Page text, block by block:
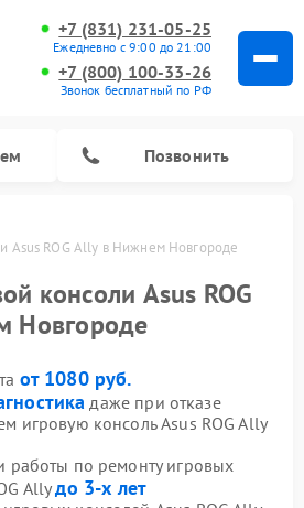
+7 (831) 231-05-25
Ежедневно с 9:00 до 21:00
+7 (800) 100-33-26
Звонок бесплатный по РФ
Позвонить
Asus ROG Ally в Нижнем Новгороде
консоли Asus ROG
Новгороде
от 1080 руб.
даже при отказе
игровую консоль Asus ROG Ally
работы по ремонту игровых
Allyдо 3-х лет